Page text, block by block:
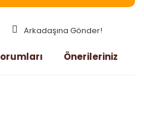
Arkadaşına Gönder!
Önerileriniz